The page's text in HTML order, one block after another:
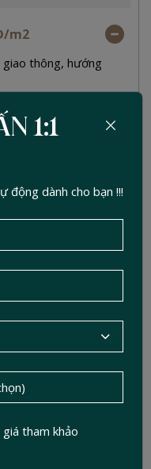
m2
thông, hướng
đình.
hình thái không gian
m2
m2
1:1
động dành cho bạn !!!
tham khảo